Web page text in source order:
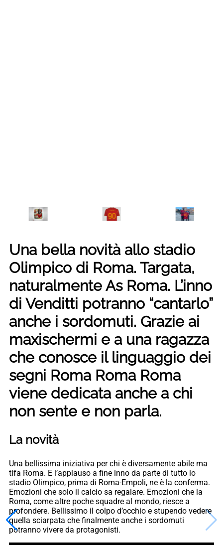
Una bella novità allo stadio
Olimpico di Roma. Targata,
naturalmente As Roma. L’inno
di Venditti potranno “cantarlo”
anche i sordomuti. Grazie ai
maxischermi e a una ragazza
che conosce il linguaggio dei
segni Roma Roma Roma
viene dedicata anche a chi
non sente e non parla.
La novità
Una bellissima iniziativa per chi è diversamente abile ma
tifa Roma. E l’applauso a fine inno da parte di tutto lo
stadio Olimpico, prima di Roma-Empoli, ne è la conferma.
Emozioni che solo il calcio sa regalare. Emozioni che la
Roma, come altre poche squadre al mondo, riesce a
profondere. Bellissimo il colpo d’occhio e stupendo vedere
quella sciarpata che finalmente anche i sordomuti
potranno vivere da protagonisti.